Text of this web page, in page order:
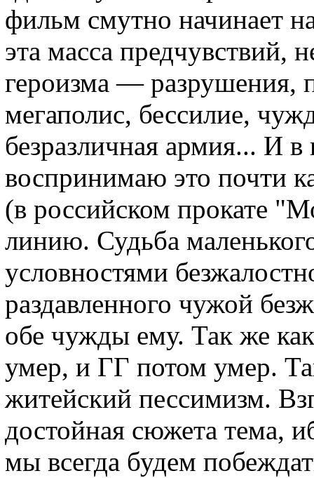
фильм смутно начинает
эта масса предчувствий,
героизма — разрушения,
мегаполис, бессилие,
безразличная армия... И
воспринимаю это почти
(в российском прокате
линию. Судьба
условностями
раздавленного чужой
обе чужды ему. Так же
умер, и ГГ потом умер.
житейский пессимизм.
достойная сюжета тема,
мы всегда будем